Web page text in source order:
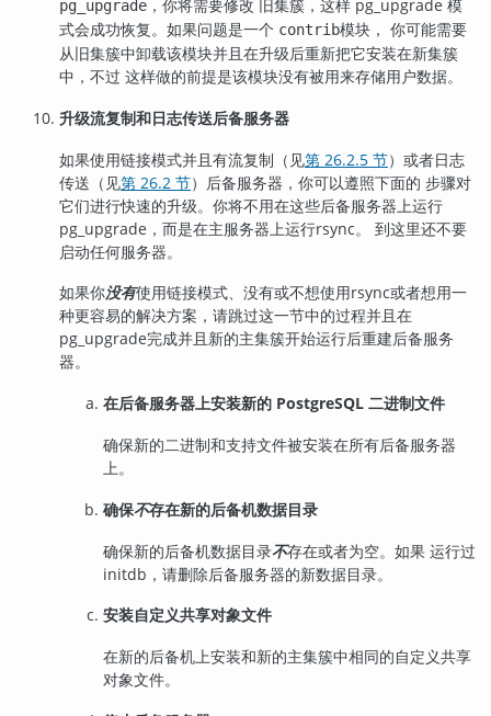
pg_upgrade ，你将需要修改 旧集簇，这样 pg_upgrade 模
式会成功恢复。如果问题是一个 contrib模块， 你可能需要
从旧集簇中卸载该模块并且在升级后重新把它安装在新集簇
中，不过 这样做的前提是该模块没有被用来存储用户数据。
升级流复制和日志传送后备服务器
如果使用链接模式并且有流复制（见第 26.2.5 节）或者日志
传送（见第 26.2 节）后备服务器，你可以遵照下面的 步骤对
它们进行快速的升级。你将不用在这些后备服务器上运行
pg_upgrade ，而是在主服务器上运行rsync。 到这里还不要
启动任何服务器。
如果你没有使用链接模式、没有或不想使用rsync或者想用一
种更容易的解决方案，请跳过这一节中的过程并且在
pg_upgrade完成并且新的主集簇开始运行后重建后备服务
器。
在后备服务器上安装新的 PostgreSQL 二进制文件
确保新的二进制和支持文件被安装在所有后备服务器
上。
确保不存在新的后备机数据目录
确保新的后备机数据目录不存在或者为空。如果 运行过
initdb ，请删除后备服务器的新数据目录。
安装自定义共享对象文件
在新的后备机上安装和新的主集簇中相同的自定义共享
对象文件。